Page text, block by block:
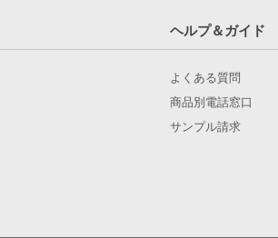
ヘルプ＆ガイド
よくある質問
商品別電話窓口
サンプル請求